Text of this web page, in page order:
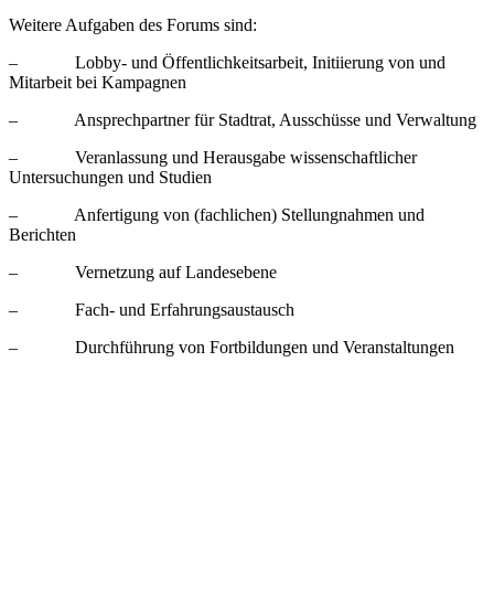
Weitere Aufgaben des Forums sind:
– Lobby- und Öffentlichkeitsarbeit, Initiierung von und
Mitarbeit bei Kampagnen
– Ansprechpartner für Stadtrat, Ausschüsse und Verwaltung
– Veranlassung und Herausgabe wissenschaftlicher
Untersuchungen und Studien
– Anfertigung von (fachlichen) Stellungnahmen und
Berichten
– Vernetzung auf Landesebene
– Fach- und Erfahrungsaustausch
– Durchführung von Fortbildungen und Veranstaltungen